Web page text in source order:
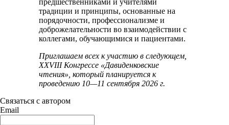
предшественниками и учителями
традиции и принципы, основанные на
порядочности, профессионализме и
доброжелательности во взаимодействии с
коллегами, обучающимися и пациентами.
Приглашаем всех к участию в следующем,
XXVIII Конгрессе «Давиденковские
чтения», который планируется к
проведению 10—11 сентября 2026 г.
Связаться с автором
Email